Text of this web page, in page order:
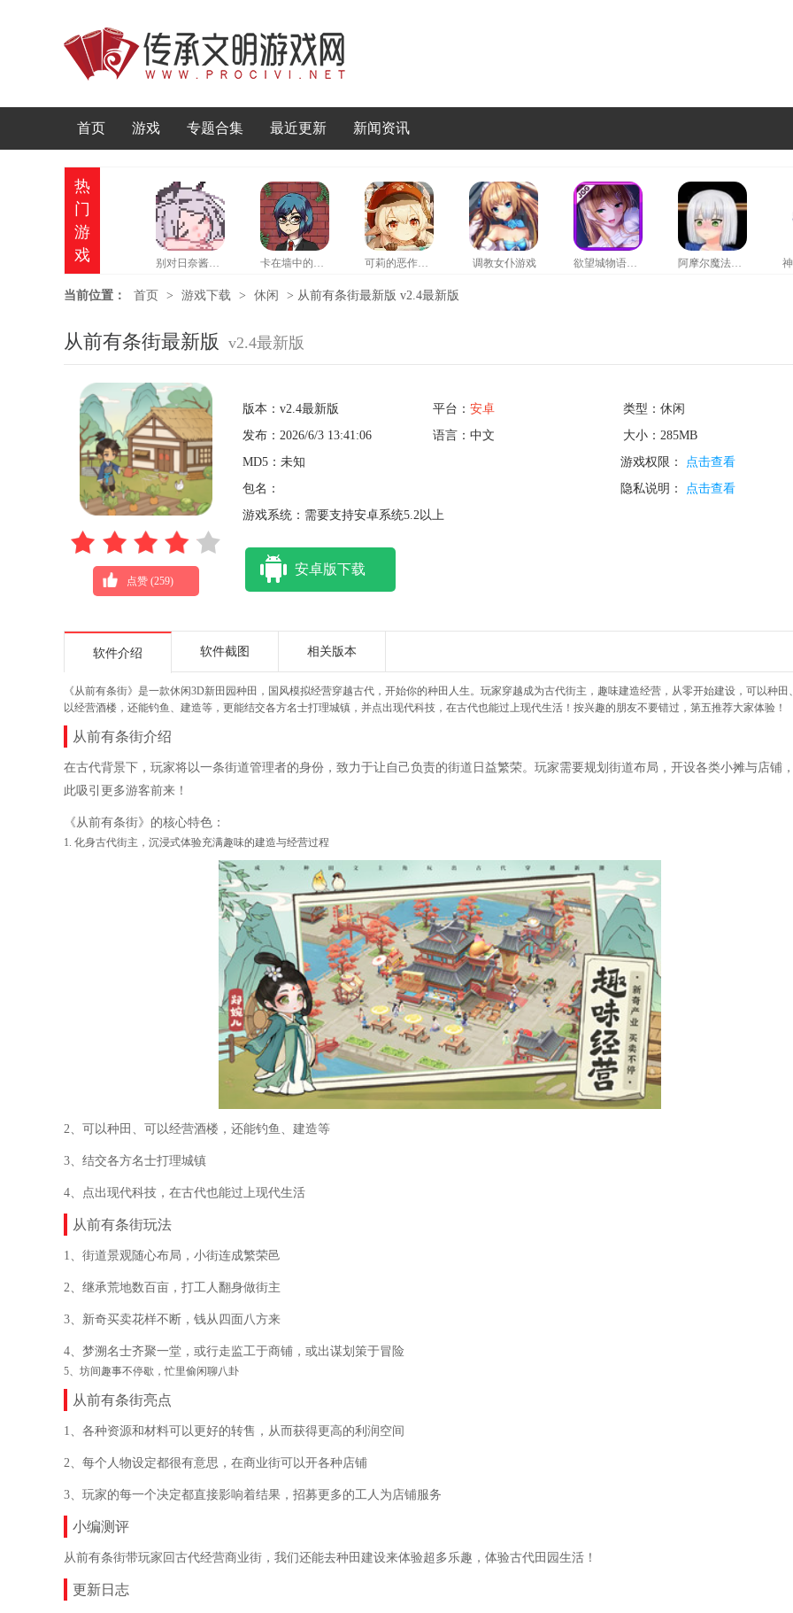
首页 游戏 专题合集 最近更新 新闻资讯
热
门
游
戏
别对日奈酱做坏事游戏 卡在墙中的少女手机版 可莉的恶作剧汉化版 调教女仆游戏 欲望城物语手游 阿摩尔魔法学园安卓版
当前位置： 首页 > 游戏下载 > 休闲 > 从前有条街最新版 v2.4最新版
从前有条街最新版 v2.4最新版
点赞 (259)
版本：v2.4最新版 平台： 安卓
类型：休闲
发布：2026/6/3 13:41:06
语言：中文
大小：285MB
MD5：未知
游戏权限： 点击查看
包名：
隐私说明： 点击查看
游戏系统：需要支持安卓系统5.2以上
安卓版下载
软件介绍 软件截图 相关版本
《从前有条街》是一款休闲3D新田园种田，国风模拟经营穿越古代，开始你的种田人生。玩家穿越成为古代街主，趣味建造经营，从零开始建设，可以种田
以经营酒楼，还能钓鱼、建造等，更能结交各方名士打理城镇，并点出现代科技，在古代也能过上现代生活！按兴趣的朋友不要错过，第五推荐大家体验！
从前有条街介绍
在古代背景下，玩家将以一条街道管理者的身份，致力于让自己负责的街道日益繁荣。玩家需要规划街道布局，开设各类小摊与店铺
此吸引更多游客前来！
《从前有条街》的核心特色：
1. 化身古代街主，沉浸式体验充满趣味的建造与经营过程
2、可以种田、可以经营酒楼，还能钓鱼、建造等
3、结交各方名士打理城镇
4、点出现代科技，在古代也能过上现代生活
从前有条街玩法
1、街道景观随心布局，小街连成繁荣邑
2、继承荒地数百亩，打工人翻身做街主
3、新奇买卖花样不断，钱从四面八方来
4、梦溯名士齐聚一堂，或行走监工于商铺，或出谋划策于冒险
5、坊间趣事不停歇，忙里偷闲聊八卦
从前有条街亮点
1、各种资源和材料可以更好的转售，从而获得更高的利润空间
2、每个人物设定都很有意思，在商业街可以开各种店铺
3、玩家的每一个决定都直接影响着结果，招募更多的工人为店铺服务
小编测评
从前有条街带玩家回古代经营商业街，我们还能去种田建设来体验超多乐趣，体验古代田园生活！
更新日志